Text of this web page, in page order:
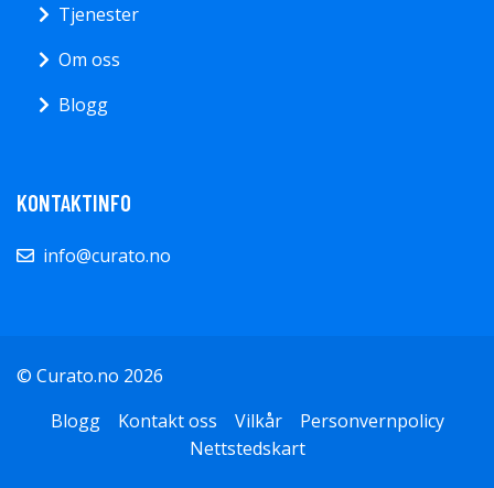
Tjenester
Om oss
Blogg
KONTAKTINFO
info@curato.no
© Curato.no 2026
Blogg
Kontakt oss Vilkår
Personvernpolicy
Nettstedskart